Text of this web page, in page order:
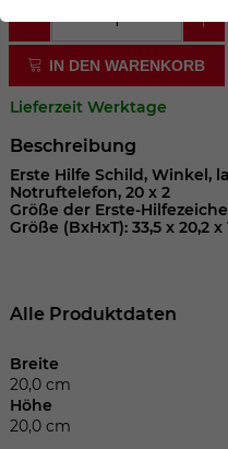
IN DEN WARENKORB
Lieferzeit Werktage
Beschreibung
Erste Hilfe Schild, Winkel,
Notruftelefon, 20 x 2
Größe der Erste-
Größe (BxHxT): 33,5 x 20,2 x
Alle Produktdaten
Breite
20,0 cm
Höhe
20,0 cm
die Webseite
Name
Laufzeit 1 Jahr
Dieses
Anbieter
Cookie-